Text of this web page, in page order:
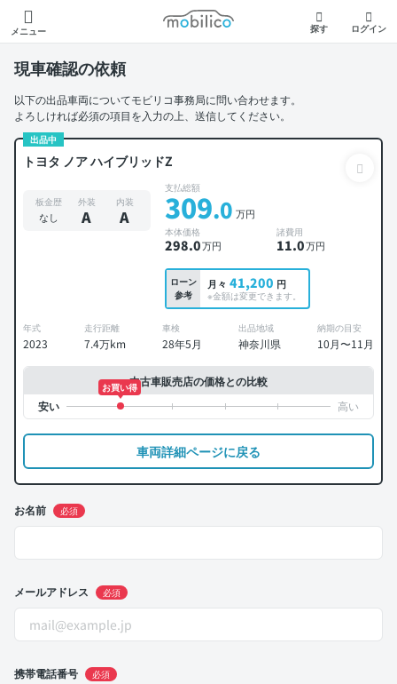
メニュー
モビリコ
探す ログイン
現車確認の依頼
以下の出品車両についてモビリコ事務局に問い合わせます。
よろしければ必須の項目を入力の上、送信してください。
出品中
トヨタ ノア ハイブリッドZ
板金歴
なし
外装
A
内装
A
支払総額
309.0 万円
本体価格
298.0万円
諸費用
11.0万円
ローン
参考
月々 41,200 円
※金額は変更できます。
年式
2023
走行距離
7.4万km
車検
28年5月
出品地域
神奈川県
納期の目安
10月〜11月
中古車販売店の価格との比較
お買い得
車両詳細ページに戻る
お名前 必須
メールアドレス 必須
携帯電話番号 必須